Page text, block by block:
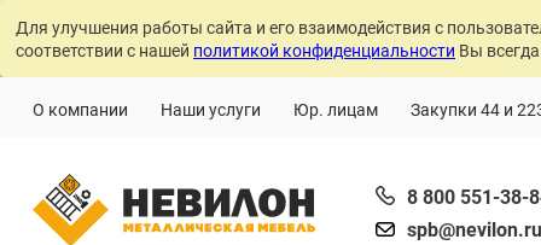
Для улучшения работы сайта и его взаимодействия с
соответствии с нашей политикой конфиденциальности Вы
О компании Наши услуги Юр. лицам Закупки 44 и
8 800 551-38-
spb@nevilon.ru